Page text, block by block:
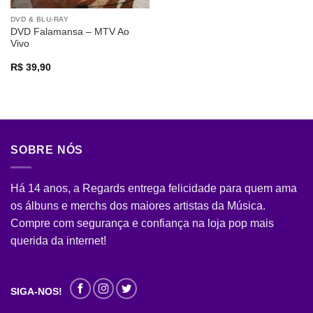
DVD & BLU-RAY
DVD Falamansa – MTV Ao
Vivo
R$39,90
SOBRE NÓS
Há 14 anos, a Regards entrega felicidade para quem ama
os álbuns e merchs dos maiores artistas da Música.
Compre com segurança e confiança na loja pop mais
querida da internet!
SIGA-NOS!